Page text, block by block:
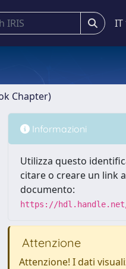
IT
Chapter)
Informazioni
Utilizza questo
citare o creare un link
documento:
https://hdl.handle.net/
Attenzione
Attenzione! I dati